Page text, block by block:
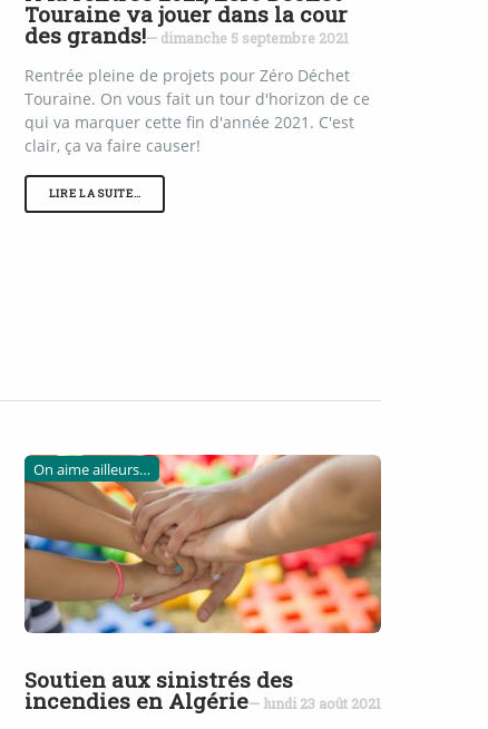
Touraine va jouer dans la cour
des grands!— dimanche 5 septembre 2021
Rentrée pleine de projets pour Zéro Déchet
Touraine. On vous fait un tour d'horizon de ce
qui va marquer cette fin d'année 2021. C'est
clair, ça va faire causer!
LIRE LA SUITE…
On aime ailleurs…
Soutien aux sinistrés des
incendies en Algérie— lundi 23 août 2021